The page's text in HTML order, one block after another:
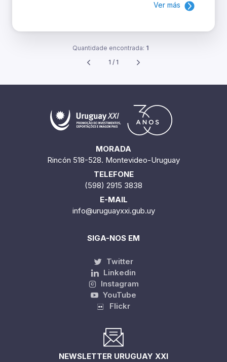
Ver más
Quantidade encontrada: 1
1 / 1
MORADA
Rincón 518-528. Montevideo-Uruguay
TELEFONE
(598) 2915 3838
E-MAIL
info@uruguayxxi.gub.uy
SIGA-NOS EM
Twitter
Linkedin
Instagram
YouTube
Flickr
NEWSLETTER URUGUAY XXI